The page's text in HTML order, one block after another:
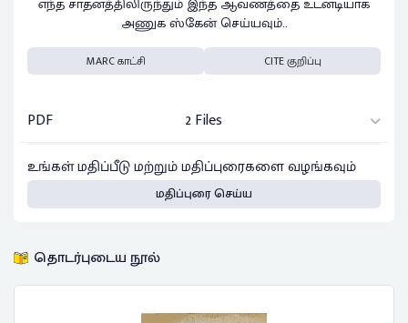
எந்த சாதனத்திலிருந்தும் இந்த ஆவணத்தை உடனடியாக
அணுக ஸ்கேன் செய்யவும்..
MARC காட்சி CITE குறிப்பு
PDF
2 Files
உங்கள் மதிப்பீடு மற்றும் மதிப்புரைகளை வழங்கவும்
மதிப்புரை செய்ய
தொடர்புடைய நூல்